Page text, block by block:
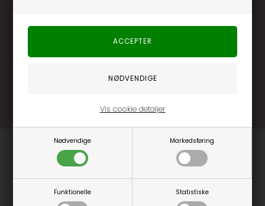
Nødvendige Markedsføring
Funktionelle Statistiske
Vis cookie detaljer
Brug dine point allerede på næste køb
Læs mere og bliv medlem